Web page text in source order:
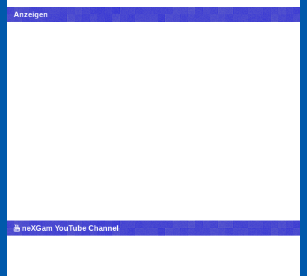
Anzeigen
neXGam YouTube Channel